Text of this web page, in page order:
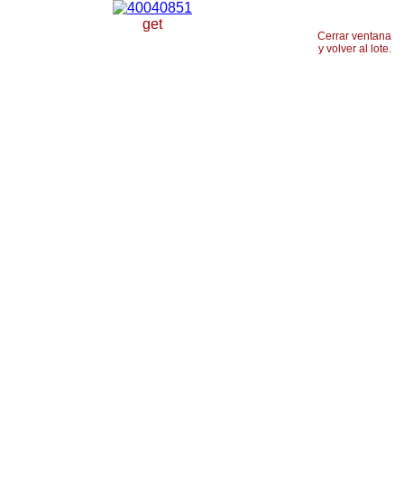
Cerrar ventana
y volver al lote.
get